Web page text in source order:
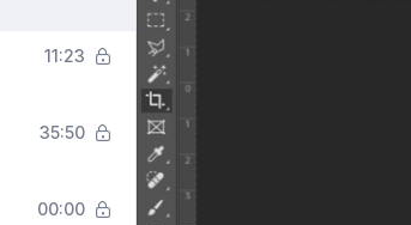
11:23
35:50
00:00